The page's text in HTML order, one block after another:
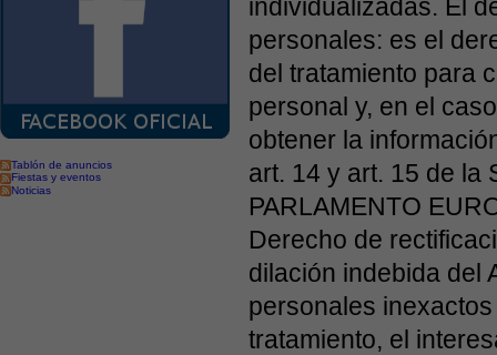
Tablón de anuncios
Fiestas y eventos
Noticias
individualizadas. El
personales: es el
del tratamiento para
personal y, en el
obtener la
art. 14 y art. 15 de la
PARLAMENTO
Derecho de
dilación indebida del
personales
tratamiento, el